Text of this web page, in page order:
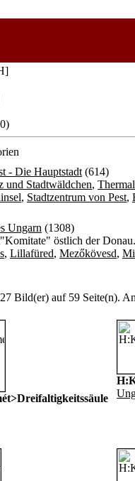
- Die Hauptstadt (614)
und Stadtwäldchen,
, Stadtzentrum von Pest,
Ungarn (1308)
östlich der Donau.
, Lillafüred, Mezőkövesd,
Bild(er) auf 59 Seite(n).